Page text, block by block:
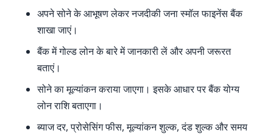
अपने सोने के आभूषण लेकर नजदीकी जना स्मॉल फाइनेंस बैंक
शाखा जाएं।
बैंक में गोल्ड लोन के बारे में जानकारी लें और अपनी जरूरत
बताएं।
सोने का मूल्यांकन कराया जाएगा। इसके आधार पर बैंक योग्य
लोन राशि बताएगा।
ब्याज दर, प्रोसेसिंग फीस, मूल्यांकन शुल्क, दंड शुल्क और समय